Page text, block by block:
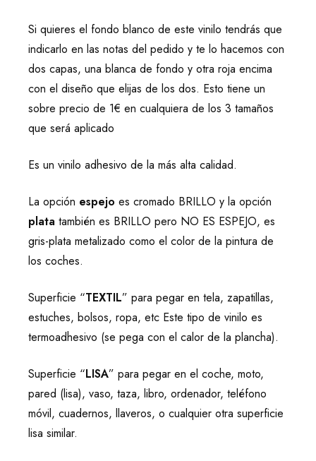
Si quieres el fondo blanco de este vinilo tendrás que
indicarlo en las notas del pedido y te lo hacemos con
dos capas, una blanca de fondo y otra roja encima
con el diseño que elijas de los dos. Esto tiene un
sobre precio de 1€ en cualquiera de los 3 tamaños
que será aplicado
Es un vinilo adhesivo de la más alta calidad.
La opción espejo es cromado BRILLO y la opción
plata también es BRILLO pero NO ES ESPEJO, es
gris-plata metalizado como el color de la pintura de
los coches.
Superficie “TEXTIL” para pegar en tela, zapatillas,
estuches, bolsos, ropa, etc Este tipo de vinilo es
termoadhesivo (se pega con el calor de la plancha).
Superficie “LISA” para pegar en el coche, moto,
pared (lisa), vaso, taza, libro, ordenador, teléfono
móvil, cuadernos, llaveros, o cualquier otra superficie
lisa similar.